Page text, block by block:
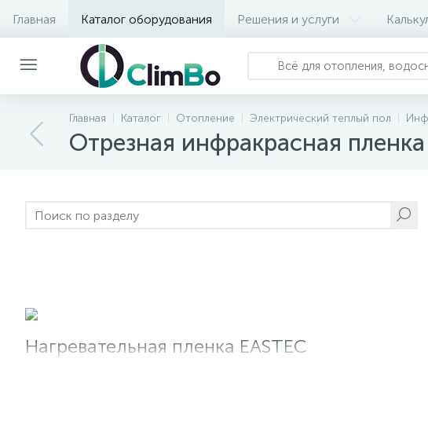
Главная Каталог оборудования Решения и услуги
Главная Каталог Отопление Электрический теплый пол
Отрезная инфракрасная пленка
Нагревательная пленка EASTEC